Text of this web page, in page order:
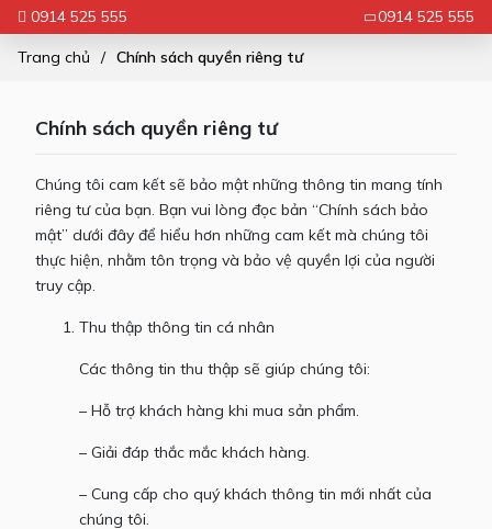
0914 525 555 0914 525 555
Trang chủ Chính sách quyền riêng tư
Chính sách quyền riêng tư
Chúng tôi cam kết sẽ bảo mật những thông tin mang tính
riêng tư của bạn. Bạn vui lòng đọc bản “Chính sách bảo
mật” dưới đây để hiểu hơn những cam kết mà chúng tôi
thực hiện, nhằm tôn trọng và bảo vệ quyền lợi của người
truy cập.
Thu thập thông tin cá nhân
Các thông tin thu thập sẽ giúp chúng tôi:
– Hỗ trợ khách hàng khi mua sản phẩm.
– Giải đáp thắc mắc khách hàng.
– Cung cấp cho quý khách thông tin mới nhất của
chúng tôi.